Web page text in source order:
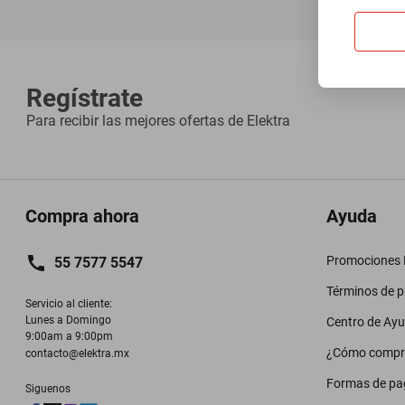
Regístrate
Para recibir las mejores ofertas de Elektra
Compra ahora
55 7577 5547
Servicio al cliente:
Lunes a Domingo
9:00am a 9:00pm
contacto@elektra.mx
Siguenos
Ayuda
Promociones
Términos de
Centro de
¿Cómo
Formas de